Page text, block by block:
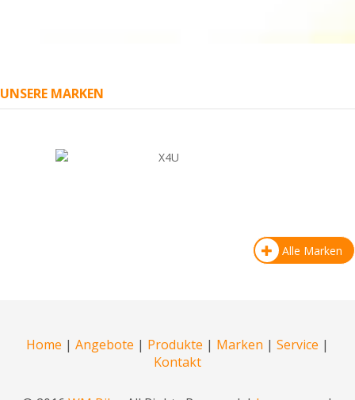
UNSERE MARKEN
Alle Marken
Home | Angebote | Produkte | Marken | Service |
Kontakt